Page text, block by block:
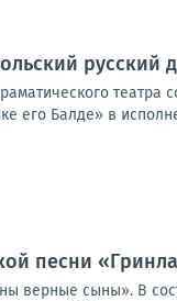
его Балде» в
песни
верные сыны». В